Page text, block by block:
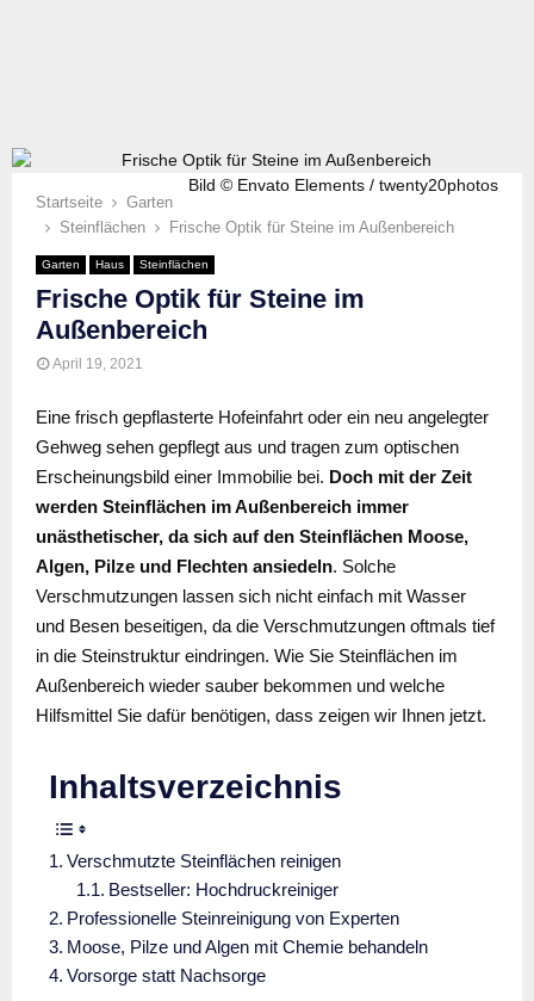
Bild © Envato Elements / twenty20photos
Startseite
Garten
Steinflächen
Frische Optik für Steine im Außenbereich
Garten Haus Steinflächen
Frische Optik für Steine im
Außenbereich
April 19, 2021
Eine frisch gepflasterte Hofeinfahrt oder ein neu angelegter
Gehweg sehen gepflegt aus und tragen zum optischen
Erscheinungsbild einer Immobilie bei. Doch mit der Zeit
werden Steinflächen im Außenbereich immer
unästhetischer, da sich auf den Steinflächen Moose,
Algen, Pilze und Flechten ansiedeln. Solche
Verschmutzungen lassen sich nicht einfach mit Wasser
und Besen beseitigen, da die Verschmutzungen oftmals tief
in die Steinstruktur eindringen. Wie Sie Steinflächen im
Außenbereich wieder sauber bekommen und welche
Hilfsmittel Sie dafür benötigen, dass zeigen wir Ihnen jetzt.
Inhaltsverzeichnis
Verschmutzte Steinflächen reinigen
Bestseller: Hochdruckreiniger
Professionelle Steinreinigung von Experten
Moose, Pilze und Algen mit Chemie behandeln
Vorsorge statt Nachsorge